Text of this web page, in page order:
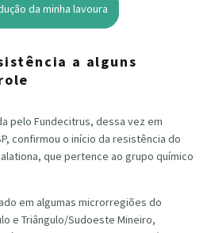
da minha lavoura
a alguns
pelo Fundecitrus, dessa vez em
confirmou o início da resistência do
que pertence ao grupo químico
em algumas microrregiões do
e Triângulo/Sudoeste Mineiro,